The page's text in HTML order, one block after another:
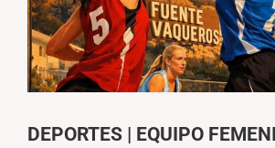
DEPORTES | EQUIPO